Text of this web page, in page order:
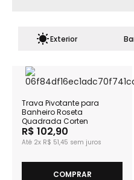
Exterior
Trava Pivotante para
Banheiro Roseta
Quadrada Corten
R$ 102,90
2x R$ 51,45
COMPRAR